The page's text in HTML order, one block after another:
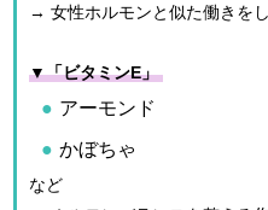
→ 女性ホルモンと似た働きを
▼「ビタミンE」
アーモンド
かぼちゃ
など